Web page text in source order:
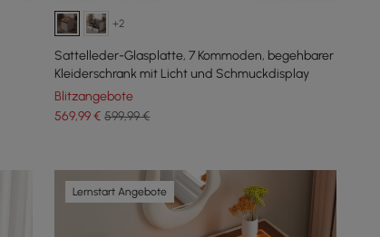
+2
Sattelleder-Glasplatte, 7 Kommoden, begehbarer
Kleiderschrank mit Licht und Schmuckdisplay
Blitzangebote
569,99€ 599,99 €
Lernstart Angebote